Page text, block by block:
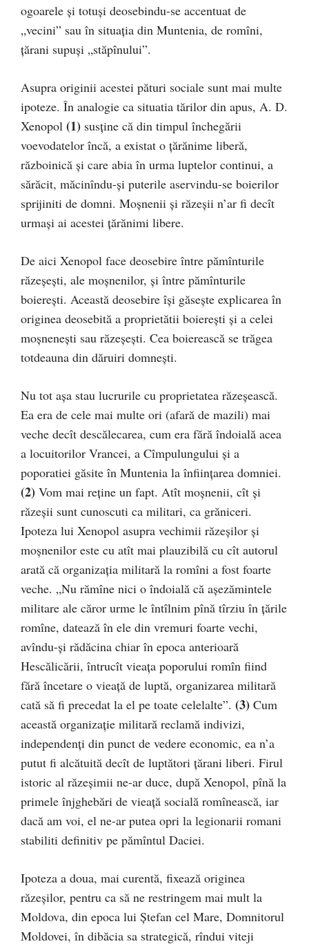
ogoarele şi totuşi deosebindu-se accentuat de
„vecini” sau în situaţia din Muntenia, de romîni,
țărani supuşi „stăpînului”.
Asupra originii acestei pături sociale sunt mai multe
ipoteze. În analogie ca situatia tărilor din apus, A. D.
Xenopol (1) susţine că din timpul închegării
voevodatelor încă, a existat o țărănime liberă,
războinică şi care abia în urma luptelor continui, a
sărăcit, măcinîndu-şi puterile aservindu-se boierilor
sprijiniti de domni. Moşnenii şi răzeşii n’ar fi decît
urmaşi ai acestei țărănimi libere.
De aici Xenopol face deosebire între pămînturile
răzeşeşti, ale moşnenilor, şi între pămînturile
boiereşti. Această deosebire îşi găseşte explicarea în
originea deosebită a proprietătii boiereşti şi a celei
moşneneşti sau răzeşeşti. Cea boierească se trăgea
totdeauna din dăruiri domneşti.
Nu tot aşa stau lucrurile cu proprietatea răzeşească.
Ea era de cele mai multe ori (afară de mazili) mai
veche decît descălecarea, cum era fără îndoială acea
a locuitorilor Vrancei, a Cîmpulungului şi a
poporatiei găsite în Muntenia la înfiinţarea domniei.
(2) Vom mai reţine un fapt. Atît moşnenii, cît şi
răzeşii sunt cunoscuti ca militari, ca grăniceri.
Ipoteza lui Xenopol asupra vechimii răzeşilor şi
moșnenilor este cu atît mai plauzibilă cu cît autorul
arată că organizația militară la romîni a fost foarte
veche. „Nu rămîne nici o îndoială că așezămintele
militare ale căror urme le întîlnim pînă tîrziu în ţările
romîne, datează în ele din vremuri foarte vechi,
avîndu-şi rădăcina chiar în epoca anterioară
Hescălicării, întrucît vieața poporului romîn fiind
fără încetare o vieaţă de luptă, organizarea militară
cată să fi precedat la el pe toate celelalte”. (3) Cum
această organizaţie militară reclamă indivizi,
independenţi din punct de vedere economic, ea n’a
putut fi alcătuită decît de luptători ţărani liberi. Firul
istoric al răzeşimii ne-ar duce, după Xenopol, pînă la
primele înjghebări de vieață socială romînească, iar
dacă am voi, el ne-ar putea opri la legionarii romani
stabiliti definitiv pe pămîntul Daciei.
Ipoteza a doua, mai curentă, fixează originea
răzeşilor, pentru ca să ne restringem mai mult la
Moldova, din epoca lui Ştefan cel Mare, Domnitorul
Moldovei, în dibăcia sa strategică, rîndui viteji